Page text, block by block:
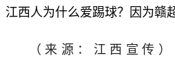
江西人为什么爱踢球？因为赣
（来源：江西宣传）